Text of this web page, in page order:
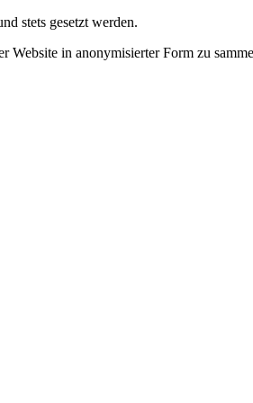
stets gesetzt werden.
Website in anonymisierter Form zu